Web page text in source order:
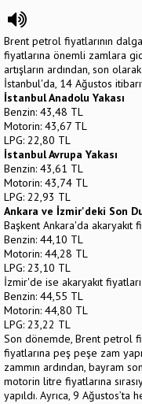
Brent petrol fiyatlarının
fiyatlarına önemli zamlara
artışların ardından, son
İstanbul'da, 14 Ağustos
İstanbul Anadolu Yakası
Benzin: 43,48 TL
Motorin: 43,67 TL
LPG: 22,80 TL
İstanbul Avrupa Yakası
Benzin: 43,61 TL
Motorin: 43,74 TL
LPG: 22,93 TL
Ankara ve İzmir'deki Son
Başkent Ankara'da akaryakıt
Benzin: 44,10 TL
Motorin: 44,28 TL
LPG: 23,10 TL
İzmir'de ise akaryakıt
Benzin: 44,55 TL
Motorin: 44,80 TL
LPG: 23,22 TL
Son dönemde, Brent petrol
fiyatlarına peş peşe zam
zammın ardından, bayram
motorin litre fiyatlarına
yapıldı. Ayrıca, 9 Ağustos’ta